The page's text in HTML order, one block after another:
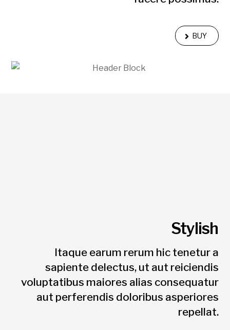
BUY
Stylish
Itaque earum rerum hic tenetur a
sapiente delectus, ut aut reiciendis
voluptatibus maiores alias consequatur
aut perferendis doloribus asperiores
repellat.